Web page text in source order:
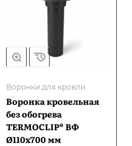
Воронки для кровли
Воронка кровельная
без обогрева
TERMOCLIP® ВФ
Ø110х700 мм